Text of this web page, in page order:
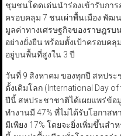
ชุมชนโดดเด่นนำร่องเข้ารับกา
ครอบคลุม 7 ชนเผ่าพื้นเมือง พัฒ
มูลค่าทางเศรษฐกิจของราษฎรบ
อย่างยั่งยืน พร้อมตั้งเป้าครอบค
อยู่บนพื้นที่สูงใน 3 ปี
วันที่ 9 สิงหาคม ของทุกปี สหปร
ดั้งเดิมโลก (International Day
ปีนี้ สหประชาชาติได้เผยแพร่ข้อ
ทำงานมี 47% ที่ไม่ได้รับโอกาส
มีเพียง 17% โดยจะยิ่งเพิ่มขึ้นส